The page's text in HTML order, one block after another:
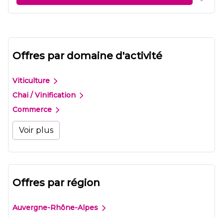
Offres par domaine d'activité
Viticulture
Chai / Vinification
Commerce
Voir plus
Offres par région
Auvergne-Rhône-Alpes